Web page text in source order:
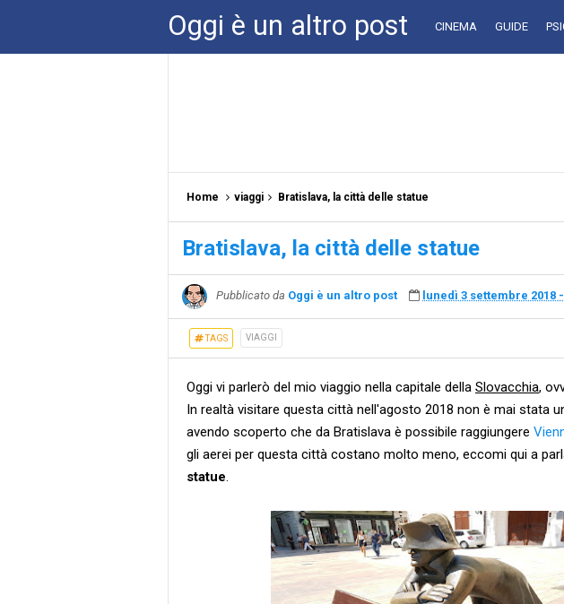
Oggi è un altro post CINEMA GUIDE
Home viaggi Bratislava, la città delle statue
Bratislava, la città delle statue
Pubblicato da Oggi è un altro post lunedì 3 settembre 2018
TAGS VIAGGI
Oggi vi parlerò del mio viaggio nella capitale della Slovacchia,
In realtà visitare questa città nell'agosto 2018 non è mai stata
avendo scoperto che da Bratislava è possibile raggiungere
gli aerei per questa città costano molto meno, eccomi qui a
statue.